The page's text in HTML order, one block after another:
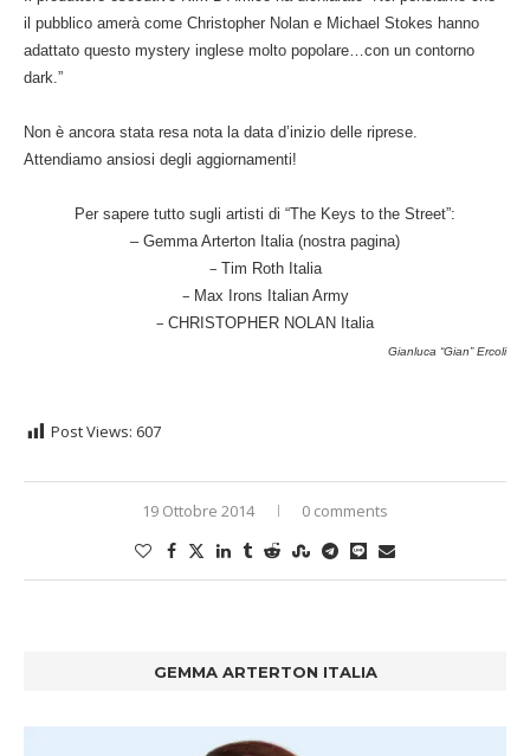
il pubblico amerà come Christopher Nolan e Michael Stokes hanno
adattato questo mystery inglese molto popolare…con un contorno
dark.”
Non è ancora stata resa nota la data d’inizio delle riprese.
Attendiamo ansiosi degli aggiornamenti!
Per sapere tutto sugli artisti di “The Keys to the Street”:
– Gemma Arterton Italia(nostra pagina)
– Tim Roth Italia
– Max Irons Italian Army
– CHRISTOPHER NOLAN Italia
Gianluca “Gian” Ercoli
Post Views: 607
19 Ottobre 2014 0 comments
GEMMA ARTERTON ITALIA